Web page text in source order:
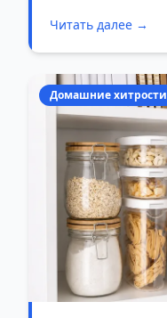
Читать далее →
Домашние хитрости